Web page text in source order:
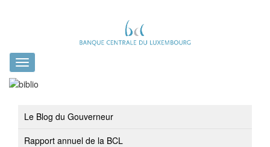
Toggle
navigation
Le Blog du Gouverneur
Rapport annuel de la BCL